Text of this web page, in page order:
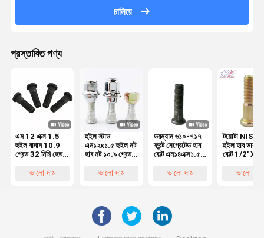
চালিয়ে
প্রস্তাবিত পণ্য
এম 12 এক্স 1.5
হুইল বাদাম 10.9
গ্রেড 32 মিমি হেড
1.5 মিমি 90942-
ভালো দাম
হুইল স্টাড
এম১২x১.৫ হুইল নট
হাব নট ১০.৯ গ্রেড
সি০০০৮৮৪৯ টয়োটা,
ভালো দাম
ডরম্যান ৬১০-৭১৭
ফ্রন্ট সেগ্রেটেড হাব
বোল্ট এম১৪এক্স১.৫০
ফসফ্যাট ব্ল্যাক ফর
ভালো দাম
টয়োটা NISSA
হুইল হাব ডাবল
বোল্ট 1/2' X 1
10.9ভালো দাম